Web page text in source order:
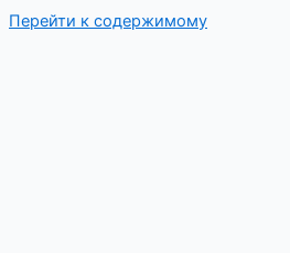
Перейти к содержимому